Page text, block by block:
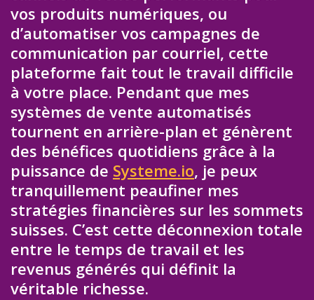
vos produits numériques, ou
d’automatiser vos campagnes de
communication par courriel, cette
plateforme fait tout le travail difficile
à votre place. Pendant que mes
systèmes de vente automatisés
tournent en arrière-plan et génèrent
des bénéfices quotidiens grâce à la
puissance de Systeme.io, je peux
tranquillement peaufiner mes
stratégies financières sur les sommets
suisses. C’est cette déconnexion totale
entre le temps de travail et les
revenus générés qui définit la
véritable richesse.